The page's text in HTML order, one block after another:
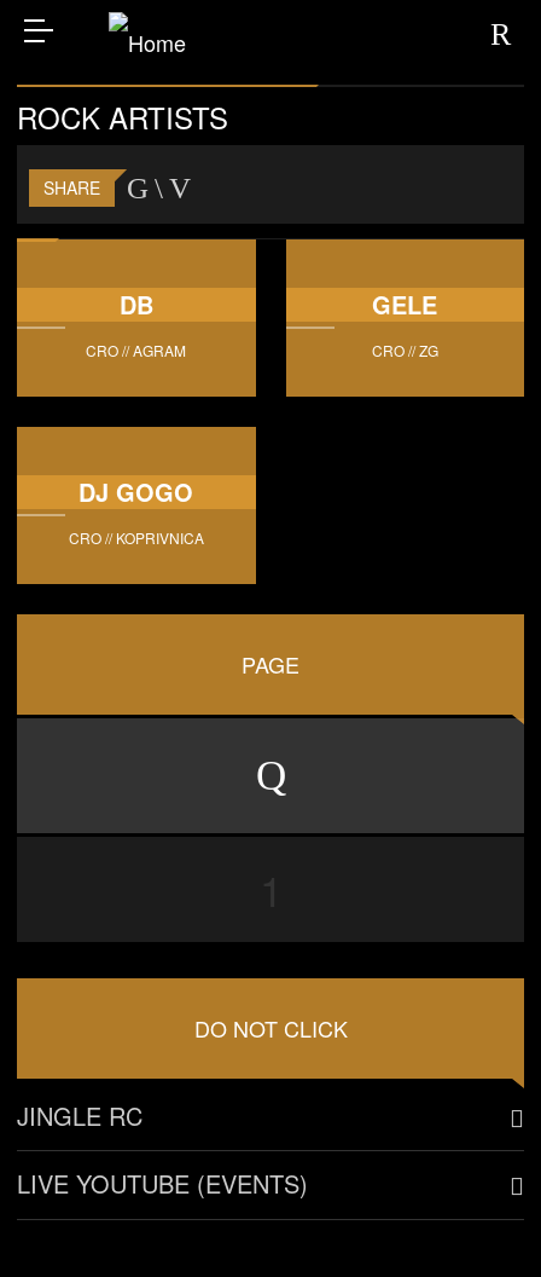
ROCK ARTISTS
SHARE
DB
CRO // AGRAM
GELE
CRO // ZG
DJ GOGO
CRO // KOPRIVNICA
PAGE
DO NOT CLICK
JINGLE RC
LIVE YOUTUBE (EVENTS)